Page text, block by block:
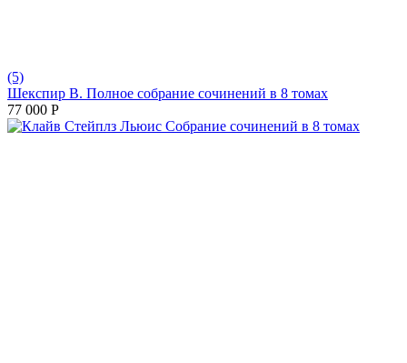
(5)
Шекспир В. Полное собрание сочинений в 8 томах
77 000 Р